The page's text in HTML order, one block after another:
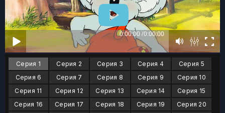
Серия 1 Серия 2 Серия 3 Серия 4
Серия 5
Серия 6
Серия 7 Серия 8 Серия 9
Серия 10
Серия 11
Серия 12 Серия 13 Серия 14
Серия 15
Серия 16
Серия 17 Серия 18 Серия 19 Серия 20